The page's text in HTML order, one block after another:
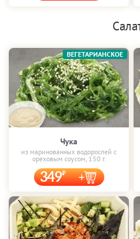
Чука
из маринованных водорослей с
ореховым соусом, 150 г.
349
ВЕГЕТАРИАНСКОЕ